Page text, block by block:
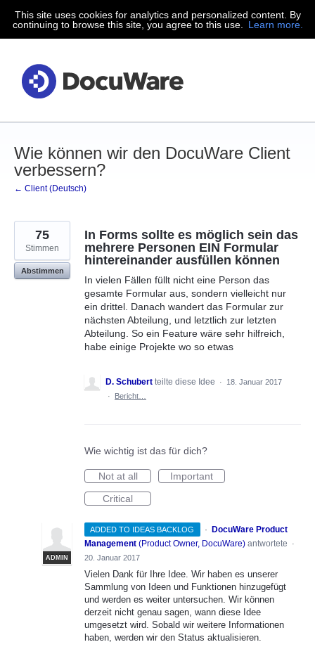
Zum
Inhalt
This site uses cookies for analytics and personalized content. By
continuing to browse this site, you agree to this use.
Learn more.
Wie können wir den DocuWare Client
verbessern?
← Client (Deutsch)
In Forms sollte es möglich sein das
mehrere Personen EIN Formular
hintereinander ausfüllen können
In vielen Fällen füllt nicht eine Person das
gesamte Formular aus, sondern vielleicht nur
ein drittel. Danach wandert das Formular zur
nächsten Abteilung, und letztlich zur letzten
Abteilung. So ein Feature wäre sehr hilfreich,
habe einige Projekte wo so etwas
75
Stimmen
Abstimmen
D. Schubert teilte diese Idee ·
18. Januar 2017
·
Bericht…
Wie wichtig ist das für dich?
Not at all
Important
Critical
ADDED TO IDEAS BACKLOG ·
ADMIN
DocuWare Product
Management (Product Owner, DocuWare) antwortete
·
20. Januar 2017
Vielen Dank für Ihre Idee. Wir haben es unserer
Sammlung von Ideen und Funktionen hinzugefügt
und werden es weiter untersuchen. Wir können
derzeit nicht genau sagen, wann diese Idee
umgesetzt wird. Sobald wir weitere Informationen
haben, werden wir den Status aktualisieren.